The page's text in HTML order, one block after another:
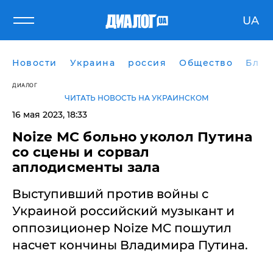
UA
Новости Украина россия Общество
ДИАЛОГ
ЧИТАТЬ НОВОСТЬ НА УКРАИНСКОМ
16 мая 2023, 18:33
Noize MC больно уколол Путина
со сцены и сорвал
аплодисменты зала
​Выступивший против войны с
Украиной российский музыкант и
оппозиционер Noize MC пошутил
насчет кончины Владимира Путина.